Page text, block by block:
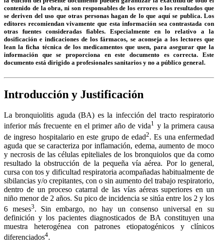
contenido de la obra, ni son responsables de los errores o los resultados que
se deriven del uso que otras personas hagan de lo que aquí se publica. Los
editores recomiendan vivamente que esta información sea contrastada con
otras fuentes consideradas fiables. Especialmente en lo relativo a la
dosificación e indicaciones de los fármacos, se aconseja a los lectores que
lean la ficha técnica de los medicamentos que usen, para asegurar que la
información que se proporciona en este documento es correcta. Este
documento está dirigido a profesionales sanitarios y no a público general.
Introducción y Justificación
La bronquiolitis aguda (BA) es la infección del tracto respiratorio
inferior más frecuente en el primer año de vida1 y la primera causa
de ingreso hospitalario en este grupo de edad2. Es una enfermedad
aguda que se caracteriza por inflamación, edema, aumento de moco
y necrosis de las células epiteliales de los bronquiolos que da como
resultado la obstrucción de la pequeña vía aérea. Por lo general,
cursa con tos y dificultad respiratoria acompañadas habitualmente de
sibilancias y/o crepitantes, con o sin aumento del trabajo respiratorio,
dentro de un proceso catarral de las vías aéreas superiores en un
niño menor de 2 años. Su pico de incidencia se sitúa entre los 2 y los
6 meses3. Sin embargo, no hay un consenso universal en su
definición y los pacientes diagnosticados de BA constituyen una
muestra heterogénea con patrones etiopatogénicos y clínicos
diferenciados4.